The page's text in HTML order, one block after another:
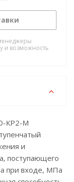
и возможность
КР2-М
и
поступающего
при входе, МПа